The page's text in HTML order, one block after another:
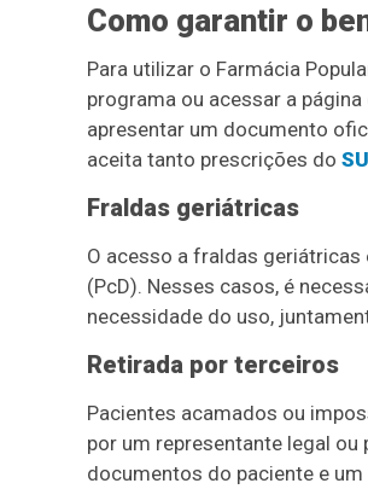
Como garantir o
Para utilizar o Farmácia
programa ou acessar a
apresentar um documento
aceita tanto prescrições do
Fraldas geriátricas
O acesso a fraldas
(PcD). Nesses casos, é
necessidade do uso,
Retirada por terceiros
Pacientes acamados ou
por um representante legal
documentos do paciente e